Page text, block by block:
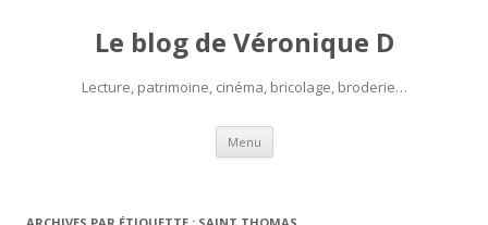
Le blog de Véronique D
Lecture, patrimoine, cinéma, bricolage, broderie…
Menu Aller
contenu